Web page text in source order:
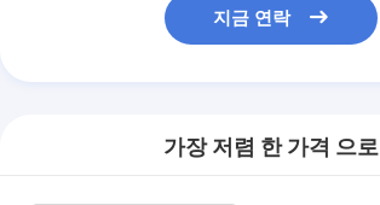
지금 연락
가장 저렴 한 가격 으로